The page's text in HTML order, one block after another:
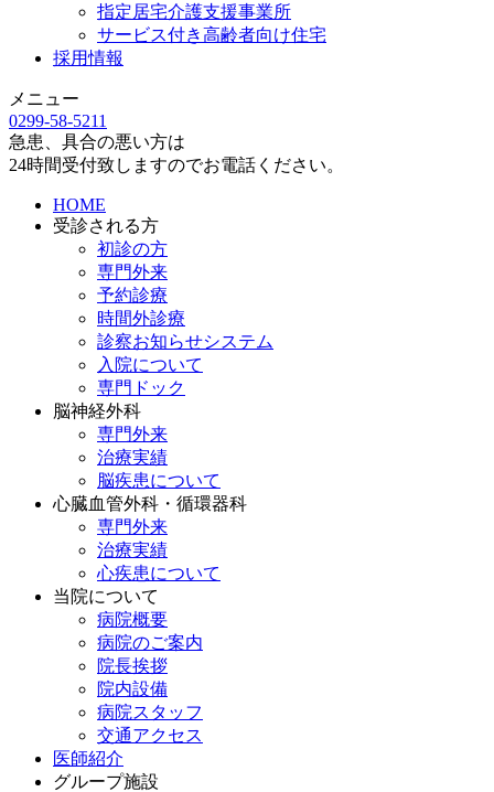
指定居宅介護支援事業所
サービス付き高齢者向け住宅
採用情報
メニュー
0299-58-5211
急患、具合の悪い方は
24時間受付致しますのでお電話ください。
HOME
受診される方
初診の方
専門外来
予約診療
時間外診療
診察お知らせシステム
入院について
専門ドック
脳神経外科
専門外来
治療実績
脳疾患について
心臓血管外科・循環器科
専門外来
治療実績
心疾患について
当院について
病院概要
病院のご案内
院長挨拶
院内設備
病院スタッフ
交通アクセス
医師紹介
グループ施設